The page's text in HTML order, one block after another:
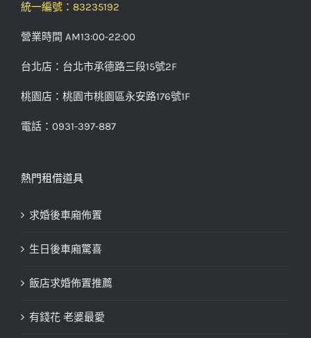
統一編號：83235192
營業時間 AM13:00-22:00
台北店：台北市承德路三段15號2F
桃園店：桃園市桃園區永安路176號1F
電話：0931-397-887
熱門租借道具
求婚後車廂佈置
生日後車廂驚喜
飯店求婚佈置推薦
有錢花 老婆最愛